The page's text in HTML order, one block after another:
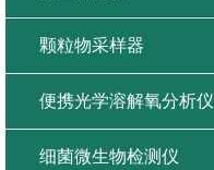
颗粒物采样器
便携光学溶解氧分析仪
细菌微生物检测仪